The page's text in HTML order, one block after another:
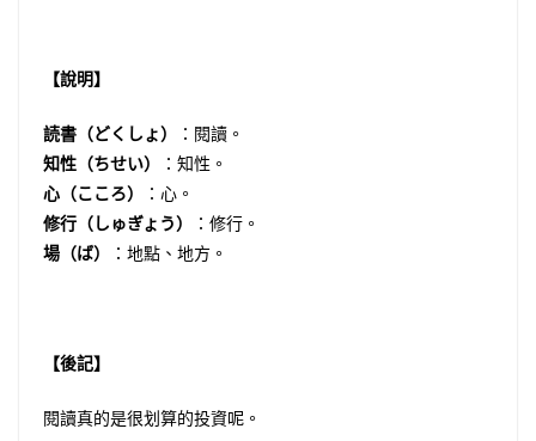
【說明】
読書（どくしょ）
：閱讀。
知性（ちせい）
：知性。
心（こころ）
：心。
修行（しゅぎょう）
：修行。
場（ば）
：地點、地方。
【後記】
閱讀真的是很划算的投資呢。